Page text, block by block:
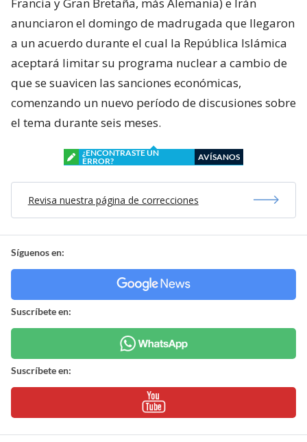
anunciaron el domingo de madrugada que llegaron
a un acuerdo durante el cual la República Islámica
aceptará limitar su programa nuclear a cambio de
que se suavicen las sanciones económicas,
comenzando un nuevo período de discusiones sobre
el tema durante seis meses.
¿ENCONTRASTE UN
ERROR?
AVÍSANOS
Revisa nuestra página de correcciones
Síguenos en:
Suscríbete en:
Suscríbete en: